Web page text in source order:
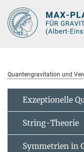
Hauptinhalt
Quantengravitation und
Exzeptionelle
String-Theorie
Symmetrien in